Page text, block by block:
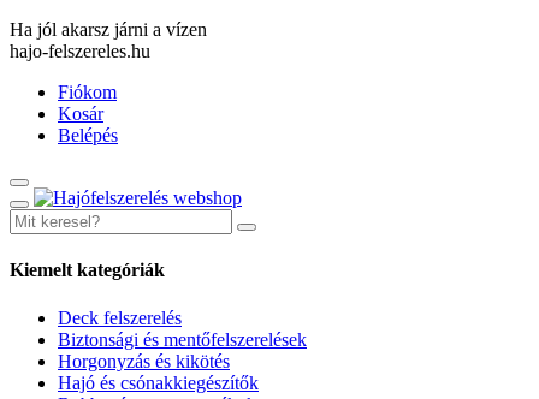
Ha jól akarsz járni a vízen
hajo-felszereles.hu
Fiókom
Kosár
Belépés
Kiemelt kategóriák
Deck felszerelés
Biztonsági és mentőfelszerelések
Horgonyzás és kikötés
Hajó és csónakkiegészítők